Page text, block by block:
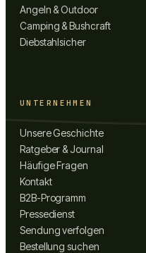
Angeln & Outdoor
Camping & Bushcraft
Diebstahlsicher
UNTERNEHMEN
Unsere Geschichte
Ratgeber & Journal
Häufige Fragen
Kontakt
B2B-Programm
Pressedienst
Sendung verfolgen
Bestellung suchen